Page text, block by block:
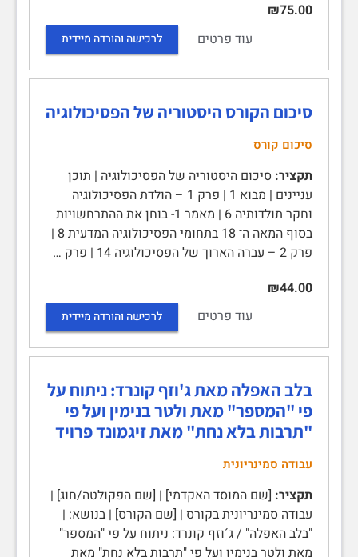
₪75.00
עוד פרטים
לרכישה והורדה מיידית
סיכום הקורס היסטוריה של הפסיכולוגיה
סיכום קורס
תקציר: סיכום היסטוריה של הפסיכולוגיה | תוכן
עניינים | מבוא 1 | פרק 1 – הולדת הפסיכולוגיה
וחקר תולדותיה 6 | מאמר 1- בוחן את ההתרחשויות
בסוף המאה ה־ 18 בתחומי הפסיכולוגיה המדעית 8 |
פרק 2 – עברה הארוך של הפסיכולוגיה 14 | פרק …
₪44.00
עוד פרטים
לרכישה והורדה מיידית
בלב האפלה מאת ג'וזף קונרד: ניתוח על
פי "המספר" מאת ולטר בנימין ועל פי
"תרבות בלא נחת" מאת זיגמונד פרויד
עבודה סמינריונית
תקציר: [שם המוסד האקדמי] | [שם הפקולטה/חוג] |
עבודה סמינריונית בקורס | [שם הקורס] | בנושא: |
"בלב האפלה" / ג´וזף קונרד: ניתוח על פי "המספר"
מאת ולטר בנימין ועל פי "תרבות בלא נחת" מאת